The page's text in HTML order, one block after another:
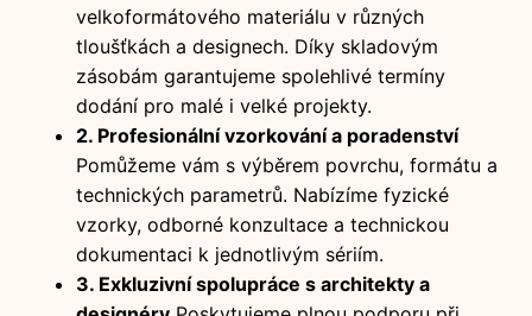
velkoformátového materiálu v různých
tloušťkách a designech. Díky skladovým
zásobám garantujeme spolehlivé termíny
dodání pro malé i velké projekty.
2. Profesionální vzorkování a poradenství
Pomůžeme vám s výběrem povrchu, formátu a
technických parametrů. Nabízíme fyzické
vzorky, odborné konzultace a technickou
dokumentaci k jednotlivým sériím.
3. Exkluzivní spolupráce s architekty a